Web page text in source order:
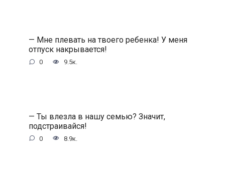
— Мне плевать на твоего ребенка! У меня
отпуск накрывается!
0 9.5к.
— Ты влезла в нашу семью? Значит,
подстраивайся!
0 8.9к.